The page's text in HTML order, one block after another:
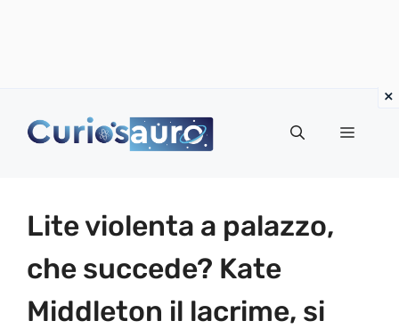
Menu
Lite violenta a palazzo,
che succede? Kate
Middleton il lacrime, si